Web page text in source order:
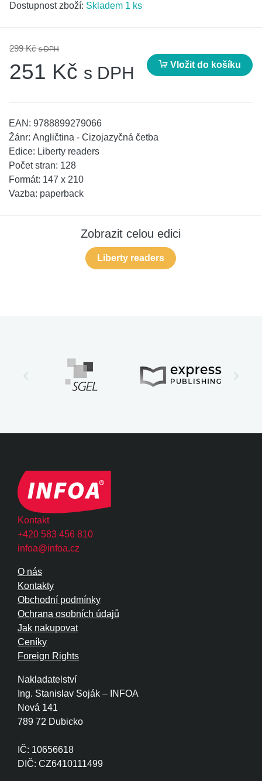
Dostupnost zboží: Skladem 1 ks
299 Kčs DPH
251 Kč s DPH Vložit do košíku
EAN: 9788899279066
Žánr: Angličtina - Cizojazyčná četba
Edice: Liberty readers
Počet stran: 128
Formát: 147 x 210
Vazba: paperback
Zobrazit celou edici
Liberty readers
Kontakt
+420 583 456 810
infoa@infoa.cz
Nakladatelství
Ing. Stanislav Soják – INFOA
Nová 141
789 72 Dubicko
IČ: 10656618
DIČ: CZ6410111499
O nás
Kontakty
Obchodní podmínky
Ochrana osobních údajů
Jak nakupovat
Ceníky
Foreign Rights